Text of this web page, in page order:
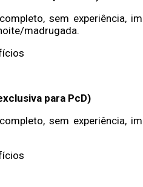
sem experiência,
madrugada.
para PcD)
sem experiência,